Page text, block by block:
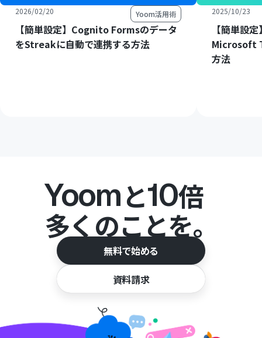
2026/02/20 Yoom活用術
【簡単設定】Cognito Formsのデータ
をStreakに自動で連携する方法
2025/10/23
【簡単設
Microsoft
方法
Yoomと10倍
多くのことを。
無料で始める
資料請求